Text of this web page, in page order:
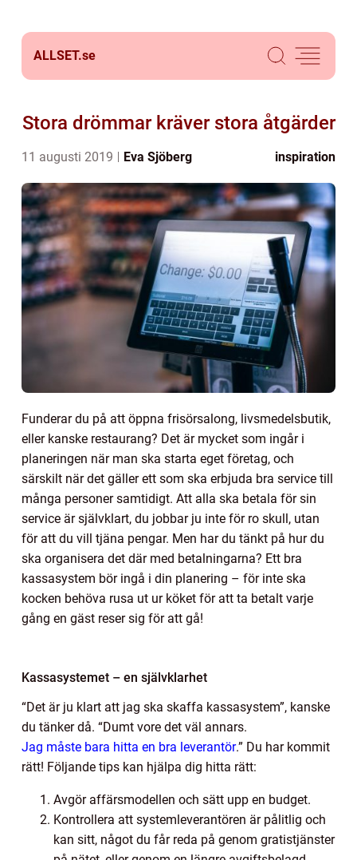
ALLSET.se
Stora drömmar kräver stora åtgärder
11 augusti 2019 Eva Sjöberg inspiration
Funderar du på att öppna frisörsalong, livsmedelsbutik,
eller kanske restaurang? Det är mycket som ingår i
planeringen när man ska starta eget företag, och
särskilt när det gäller ett som ska erbjuda bra service till
många personer samtidigt. Att alla ska betala för sin
service är självklart, du jobbar ju inte för ro skull, utan
för att du vill tjäna pengar. Men har du tänkt på hur du
ska organisera det där med betalningarna? Ett bra
kassasystem bör ingå i din planering – för inte ska
kocken behöva rusa ut ur köket för att ta betalt varje
gång en gäst reser sig för att gå!
Kassasystemet – en självklarhet
“Det är ju klart att jag ska skaffa kassasystem”, kanske
du tänker då. “Dumt vore det väl annars.
Jag måste bara hitta en bra leverantör.” Du har kommit
rätt! Följande tips kan hjälpa dig hitta rätt:
Avgör affärsmodellen och sätt upp en budget.
Kontrollera att systemleverantören är pålitlig och
kan sitt, något du får reda på genom gratistjänster